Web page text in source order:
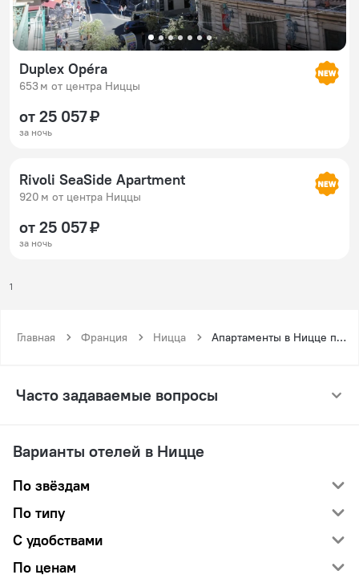
Duplex Opéra
653 м от центра Ниццы
от 25 057 ₽
за ночь
Rivoli SeaSide Apartment
920 м от центра Ниццы
от 25 057 ₽
за ночь
1
Главная Франция Ницца Апартаменты в Ницце посуточно
Часто задаваемые вопросы
Варианты отелей в Ницце
По звёздам
По типу
С удобствами
По ценам